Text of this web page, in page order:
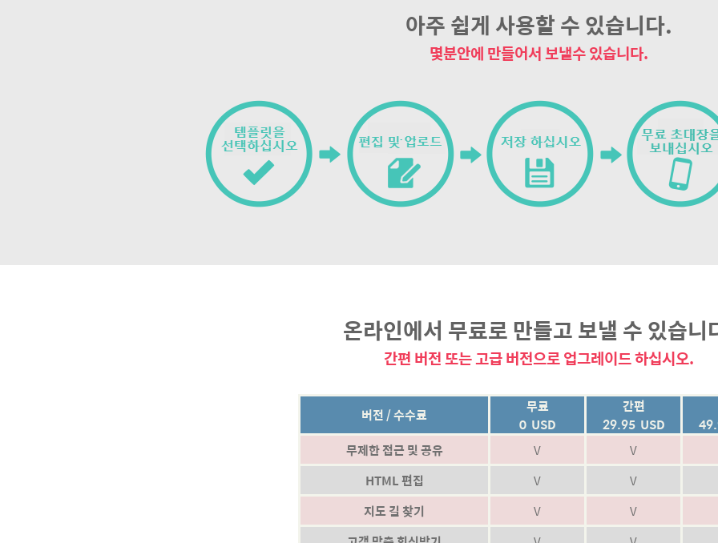
아주 쉽게 사용할 수 있습니다.
몇분안에 만들어서 보낼수 있습니다.
온라인에서 무료로 만들고 보낼 수 있습니
간편 버전 또는 고급 버전으로 업그레이드 하십시오.
버전 / 수수료
무료
0 USD
간편
29.95 USD
무제한 접근 및 공유
V
V
HTML 편집
V
V
지도 길 찾기
V
V